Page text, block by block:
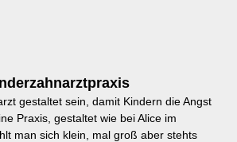
gestaltet sein, damit Kindern die Angst
Praxis, gestaltet wie bei Alice im
man sich klein, mal groß aber stehts